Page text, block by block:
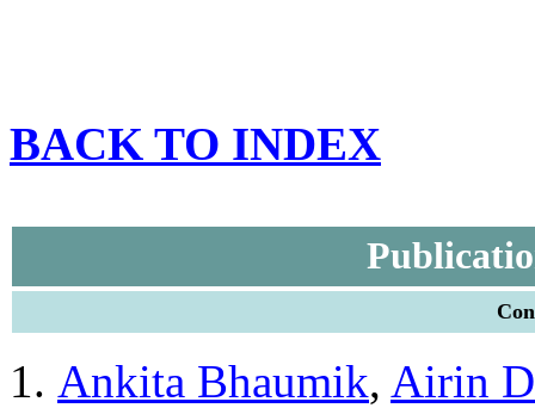
BACK TO INDEX
Ankita Bhaumik, Airin